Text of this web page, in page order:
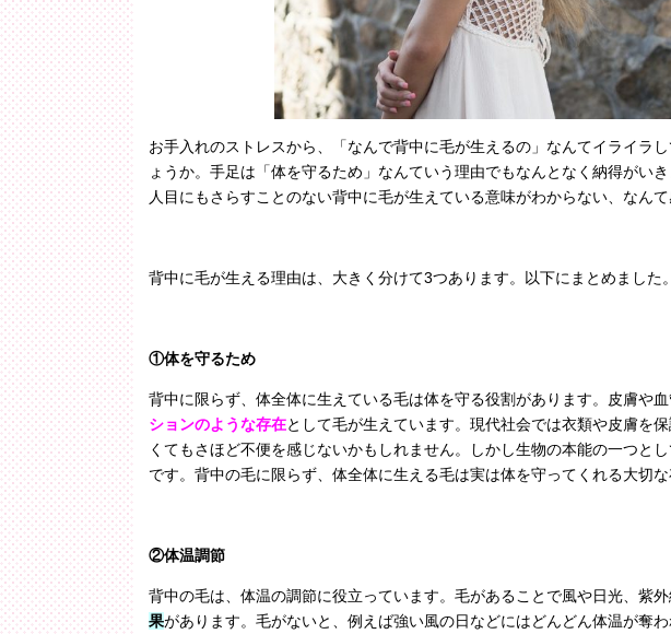
お手入れのストレスから、「なんで背中に毛が生えるの」なんてイライラ
ょうか。手足は「体を守るため」なんていう理由でもなんとなく納得がい
人目にもさらすことのない背中に毛が生えている意味がわからない、なん
背中に毛が生える理由は、大きく分けて3つあります。以下にまとめました。
①体を守るため
背中に限らず、体全体に生えている毛は体を守る役割があります。皮膚や
ションのような存在として毛が生えています。現代社会では衣類や皮膚を
くてもさほど不便を感じないかもしれません。しかし生物の本能の一つと
です。背中の毛に限らず、体全体に生える毛は実は体を守ってくれる大切な
②体温調節
背中の毛は、体温の調節に役立っています。毛があることで風や日光、紫外
果があります。毛がないと、例えば強い風の日などにはどんどん体温が奪